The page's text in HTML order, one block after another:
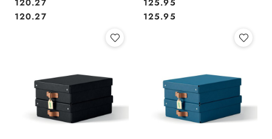
Cena:
120.27
Cena:
120.27
Cena:
125.95
Cena:
125.95